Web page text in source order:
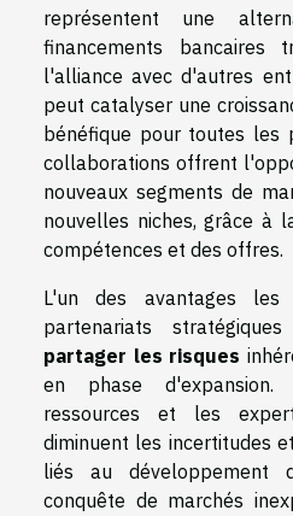
représentent une
financements bancaires
l'alliance avec d'autres
peut catalyser une
bénéfique pour toutes les
collaborations offrent
nouveaux segments de
nouvelles niches, grâce à
compétences et des offres.
L'un des avantages
partenariats
partager les risques
en phase
ressources et les
diminuent les incertitudes
liés au
conquête de marchés